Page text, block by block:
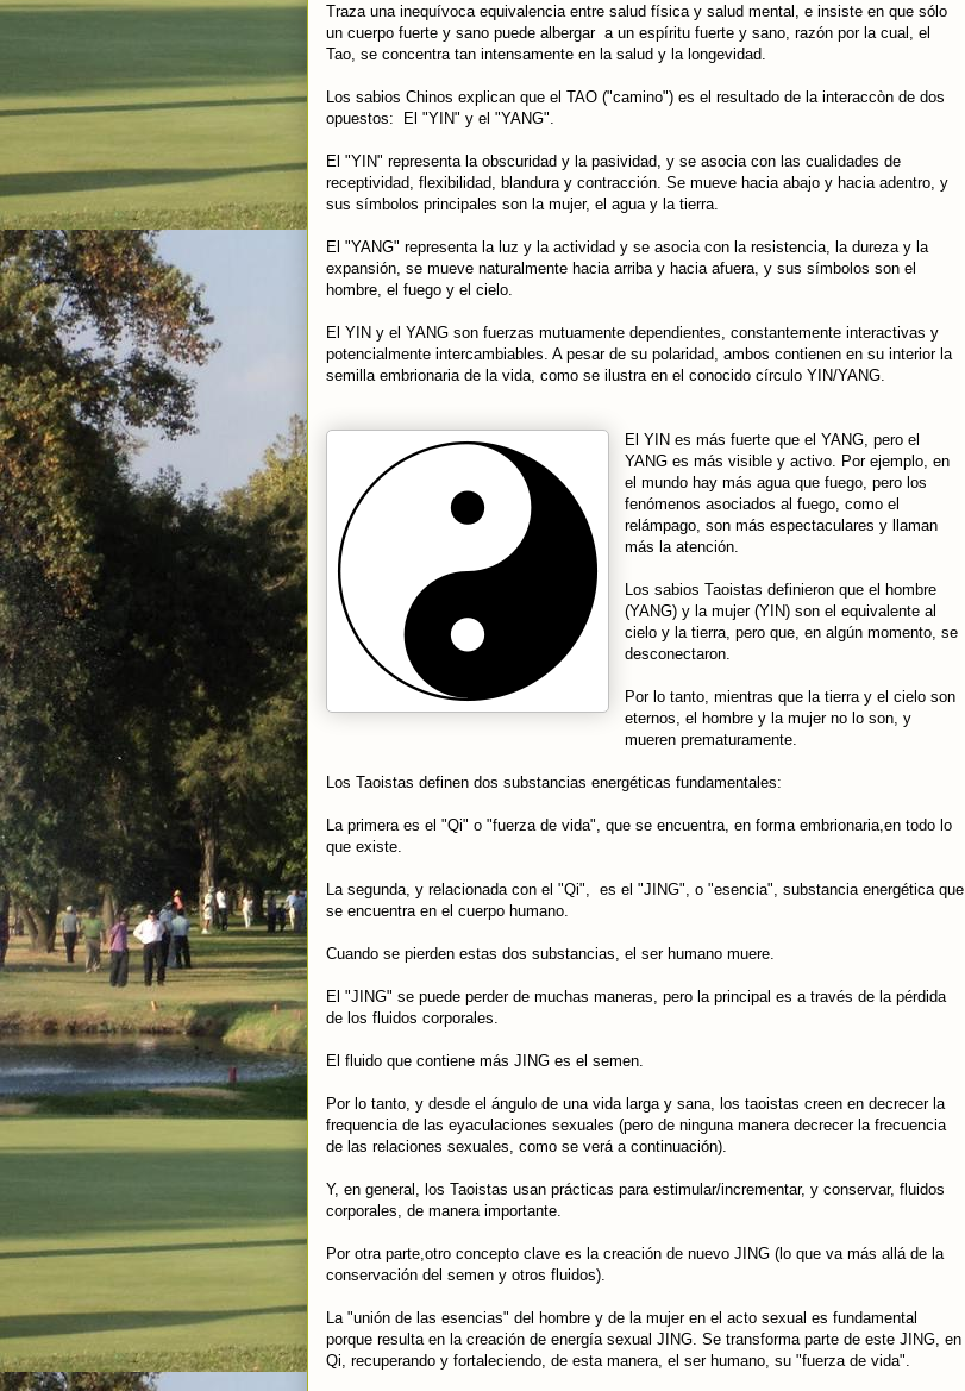
Traza una inequívoca equivalencia entre salud física y salud mental, e insiste en que sólo
un cuerpo fuerte y sano puede albergar a un espíritu fuerte y sano, razón por la cual, el
Tao, se concentra tan intensamente en la salud y la longevidad.
Los sabios Chinos explican que el TAO ("camino") es el resultado de la interaccòn de dos
opuestos: El "YIN" y el "YANG".
El "YIN" representa la obscuridad y la pasividad, y se asocia con las cualidades de
receptividad, flexibilidad, blandura y contracción. Se mueve hacia abajo y hacia adentro, y
sus símbolos principales son la mujer, el agua y la tierra.
El "YANG" representa la luz y la actividad y se asocia con la resistencia, la dureza y la
expansión, se mueve naturalmente hacia arriba y hacia afuera, y sus símbolos son el
hombre, el fuego y el cielo.
El YIN y el YANG son fuerzas mutuamente dependientes, constantemente interactivas y
potencialmente intercambiables. A pesar de su polaridad, ambos contienen en su interior la
semilla embrionaria de la vida, como se ilustra en el conocido círculo YIN/YANG.
El YIN es más fuerte que el YANG, pero el
YANG es más visible y activo. Por ejemplo, en
el mundo hay más agua que fuego, pero los
fenómenos asociados al fuego, como el
relámpago, son más espectaculares y llaman
más la atención.
Los sabios Taoistas definieron que el hombre
(YANG) y la mujer (YIN) son el equivalente al
cielo y la tierra, pero que, en algún momento, se
desconectaron.
Por lo tanto, mientras que la tierra y el cielo son
eternos, el hombre y la mujer no lo son, y
mueren prematuramente.
Los Taoistas definen dos substancias energéticas fundamentales:
La primera es el "Qi" o "fuerza de vida", que se encuentra, en forma embrionaria,en todo lo
que existe.
La segunda, y relacionada con el "Qi", es el "JING", o "esencia", substancia energética que
se encuentra en el cuerpo humano.
Cuando se pierden estas dos substancias, el ser humano muere.
El "JING" se puede perder de muchas maneras, pero la principal es a través de la pérdida
de los fluidos corporales.
El fluido que contiene más JING es el semen.
Por lo tanto, y desde el ángulo de una vida larga y sana, los taoistas creen en decrecer la
frequencia de las eyaculaciones sexuales (pero de ninguna manera decrecer la frecuencia
de las relaciones sexuales, como se verá a continuación).
Y, en general, los Taoistas usan prácticas para estimular/incrementar, y conservar, fluidos
corporales, de manera importante.
Por otra parte,otro concepto clave es la creación de nuevo JING (lo que va más allá de la
conservación del semen y otros fluidos).
La "unión de las esencias" del hombre y de la mujer en el acto sexual es fundamental
porque resulta en la creación de energía sexual JING. Se transforma parte de este JING, en
Qi, recuperando y fortaleciendo, de esta manera, el ser humano, su "fuerza de vida".